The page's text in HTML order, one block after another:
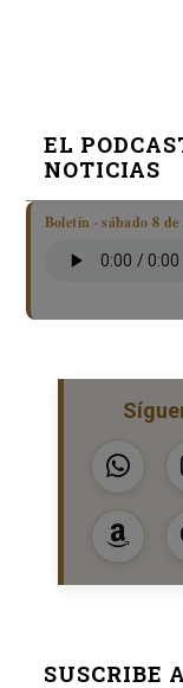
EL
NOTICIAS
Boletín · sábado 8
SUSCRIBE